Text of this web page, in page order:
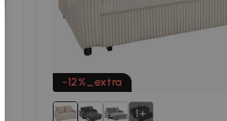
-12%_extra
1+